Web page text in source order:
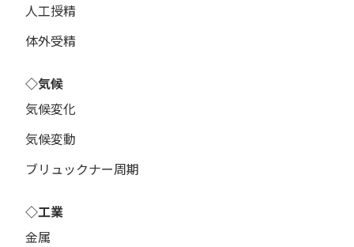
人工授精
体外受精
◇気候
気候変化
気候変動
ブリュックナー周期
◇工業
金属